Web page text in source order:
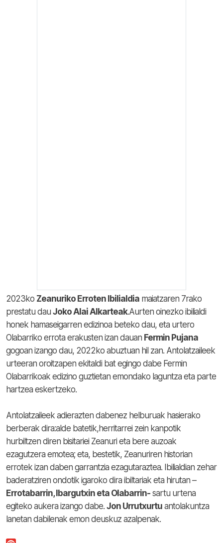
2023ko Zeanuriko Erroten Ibilialdia maiatzaren 7rako
prestatu dau Joko Alai Alkarteak.Aurten oinezko ibilialdi
honek hamaseigarren edizinoa beteko dau, eta urtero
Olabarriko errota erakusten izan dauan Fermin Pujana
gogoan izango dau, 2022ko abuztuan hil zan. Antolatzaileek
urteeran oroitzapen ekitaldi bat egingo dabe Fermin
Olabarrikoak edizino guztietan emondako laguntza eta parte
hartzea eskertzeko.
Antolatzaileek adierazten dabenez helburuak hasierako
berberak dira:alde batetik,herritarrei zein kanpotik
hurbiltzen diren bisitariei Zeanuri eta bere auzoak
ezagutzera emotea; eta, bestetik, Zeanuriren historian
errotek izan daben garrantzia ezagutaraztea. Ibilialdian zehar
baderatziren ondotik igaroko dira ibiltariak eta hirutan –
Errotabarrin, Ibargutxin eta Olabarrin- sartu urtena
egiteko aukera izango dabe. Jon Urrutxurtu antolakuntza
lanetan dabilenak emon deuskuz azalpenak.